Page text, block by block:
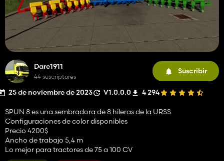
Dare1911
44 suscriptores
Suscribir
25 de noviembre de 2023 V1.0.0.0 4 294
SPUN 8 es una sembradora de 8 hileras de la URSS
Configuraciones de color disponibles
Precio 4200$
Ancho de trabajo 5,4 m
Lo mejor para tractores de 75 a 100 CV